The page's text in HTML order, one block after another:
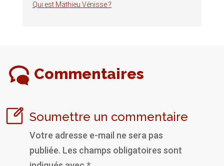
Qui est Mathieu Vénisse ?
Commentaires
Soumettre un commentaire
Votre adresse e-mail ne sera pas
publiée. Les champs obligatoires sont